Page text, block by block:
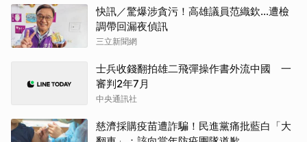
快訊／驚爆涉貪污！高雄議員范織欽…遭檢
調帶回漏夜偵訊
三立新聞網
士兵收錢翻拍雄二飛彈操作書外流中國 一
審判2年7月
中央通訊社
慈濟採購疫苗遭詐騙！民進黨痛批藍白「大